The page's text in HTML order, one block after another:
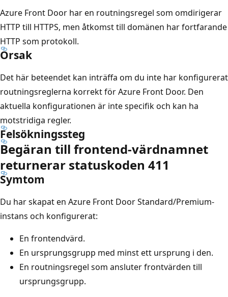
Azure Front Door har en routningsregel som omdirigerar
HTTP till HTTPS, men åtkomst till domänen har fortfarande
HTTP som protokoll.
Orsak
Det här beteendet kan inträffa om du inte har konfigurerat
routningsreglerna korrekt för Azure Front Door. Den
aktuella konfigurationen är inte specifik och kan ha
motstridiga regler.
Felsökningssteg
Begäran till frontend-värdnamnet
returnerar statuskoden 411
Symtom
Du har skapat en Azure Front Door Standard/Premium-
instans och konfigurerat:
En frontendvärd.
En ursprungsgrupp med minst ett ursprung i den.
En routningsregel som ansluter frontvärden till
ursprungsgrupp.